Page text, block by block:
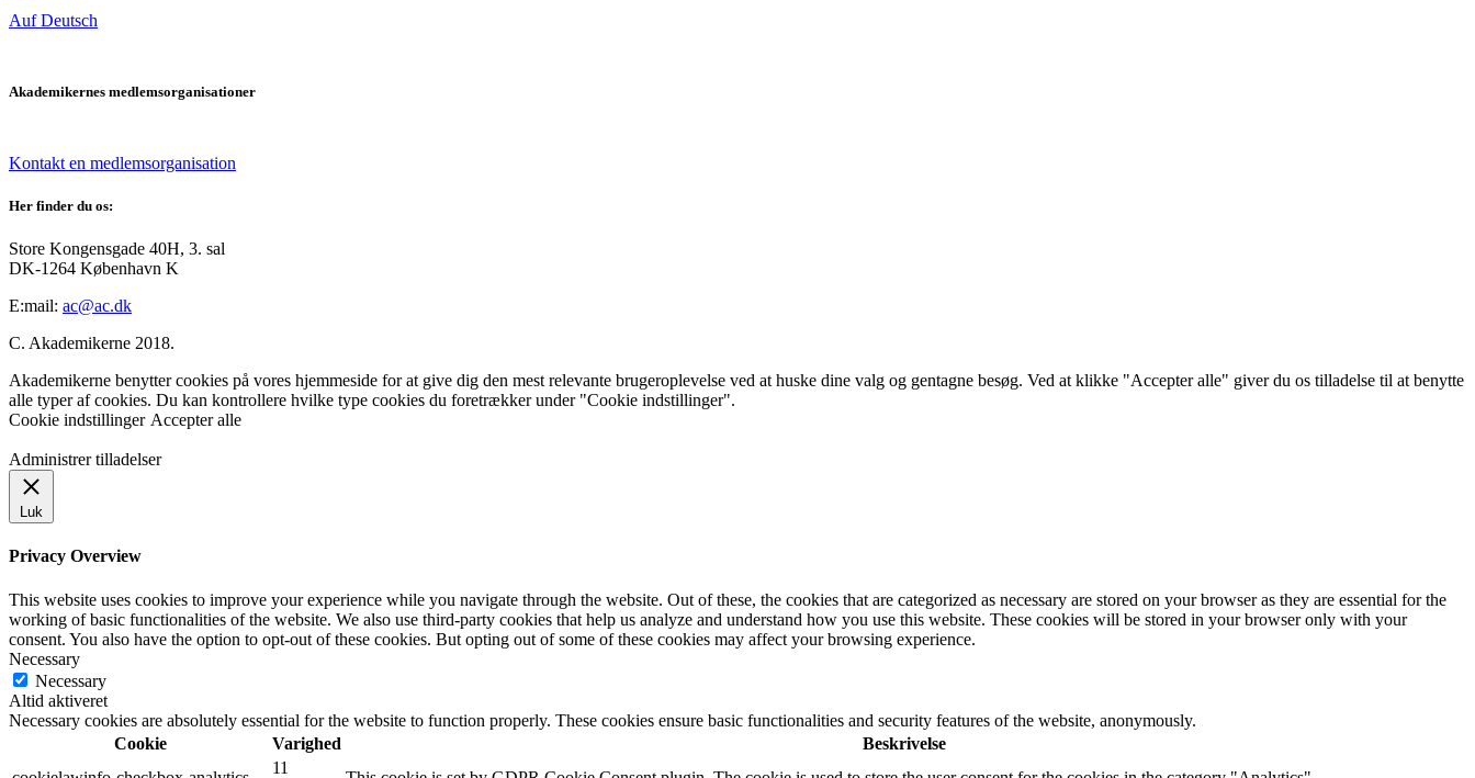
Auf Deutsch
Akademikernes medlemsorganisationer
Kontakt en medlemsorganisation
Her finder du os:
Store Kongensgade 40H, 3. sal
DK-1264 København K
E:mail: ac@ac.dk
C. Akademikerne 2018.
Akademikerne benytter cookies på vores hjemmeside for at give dig den mest relevante brugeroplevelse ved at huske dine valg og gentagne besøg. Ved at klikke "Accepter alle" giver du os tilladelse til at benytte
alle typer af cookies. Du kan kontrollere hvilke type cookies du foretrækker under "Cookie indstillinger".
Cookie indstillinger Accepter alle
Administrer tilladelser
Luk
Privacy Overview
This website uses cookies to improve your experience while you navigate through the website. Out of these, the cookies that are categorized as necessary are stored on your browser as they are essential for the
working of basic functionalities of the website. We also use third-party cookies that help us analyze and understand how you use this website. These cookies will be stored in your browser only with your
consent. You also have the option to opt-out of these cookies. But opting out of some of these cookies may affect your browsing experience.
Necessary
Necessary
Altid aktiveret
Necessary cookies are absolutely essential for the website to function properly. These cookies ensure basic functionalities and security features of the website, anonymously.
Cookie
Varighed
Beskrivelse
11